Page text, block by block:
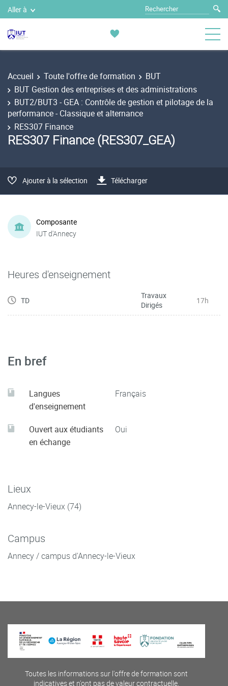
Aller à
Accueil Toute l'offre de formation
BUT
BUT Gestion des entreprises et des administrations
BUT2/BUT3 - GEA : Contrôle de gestion et pilotage de la
performance - Classique et alternance
RES307 Finance
RES307 Finance (RES307_GEA)
Ajouter à la sélection Télécharger
Composante
IUT d'Annecy
Heures d'enseignement
TD
Travaux
Dirigés
17h
En bref
Langues
d'enseignement
Français
Ouvert aux étudiants
en échange
Oui
Lieux
Annecy-le-Vieux (74)
Campus
Annecy / campus d'Annecy-le-Vieux
Toutes les informations sur l'offre de formation sont
indicatives et n'ont pas de valeur contractuelle.